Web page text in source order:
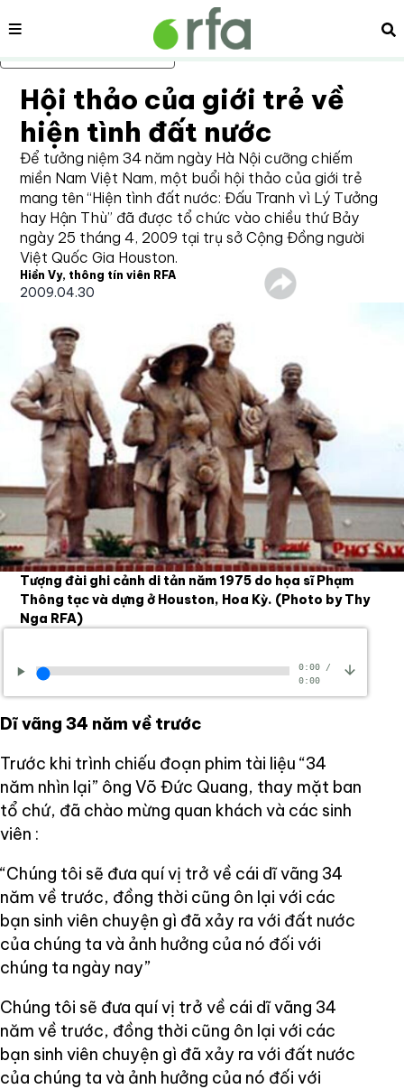
Bỏ qua nội dung chính
Nội dung
Hội thảo của giới trẻ về
hiện tình đất nước
Để tưởng niệm 34 năm ngày Hà Nội cưỡng chiếm
miền Nam Việt Nam, một buổi hội thảo của giới trẻ
mang tên “Hiện tình đất nước: Đấu Tranh vì Lý Tưởng
hay Hận Thù” đã được tổ chức vào chiều thứ Bảy
ngày 25 tháng 4, 2009 tại trụ sở Cộng Đồng người
Việt Quốc Gia Houston.
Hiền Vy, thông tín viên RFA
2009.04.30
Tượng đài ghi cảnh di tản năm 1975 do họa sĩ Phạm
Thông tạc và dựng ở Houston, Hoa Kỳ. (Photo by Thy
Nga RFA)
0:00/
0:00
Dĩ vãng 34 năm về trước
Trước khi trình chiếu đoạn phim tài liệu “34
năm nhìn lại” ông Võ Đức Quang, thay mặt ban
tổ chứ, đã chào mừng quan khách và các sinh
viên :
“Chúng tôi sẽ đưa quí vị trở về cái dĩ vãng 34
năm về trước, đồng thời cũng ôn lại với các
bạn sinh viên chuyện gì đã xảy ra với đất nước
của chúng ta và ảnh hưởng của nó đối với
chúng ta ngày nay”
Chúng tôi sẽ đưa quí vị trở về cái dĩ vãng 34
năm về trước, đồng thời cũng ôn lại với các
bạn sinh viên chuyện gì đã xảy ra với đất nước
của chúng ta và ảnh hưởng của nó đối với